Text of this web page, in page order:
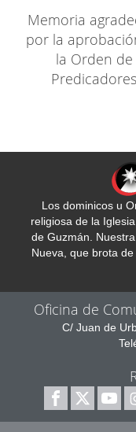
Memoria
por la
la Orden de
Predicadores
Los dominicos u
religiosa de la
de Guzmán.
Nueva, que brota
Oficina de
C/ Juan de